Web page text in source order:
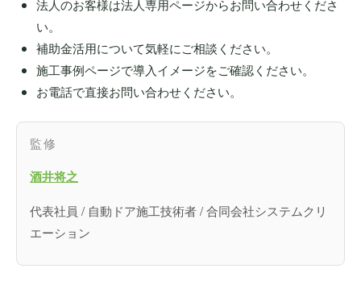
法人のお客様は法人専用ページからお問い合わせくださ
い。
補助金活用について気軽にご相談ください。
施工事例ページで導入イメージをご確認ください。
お電話で直接お問い合わせください。
監修
酒井将之
代表社員 / 自動ドア施工技術者 / 合同会社システムクリ
エーション